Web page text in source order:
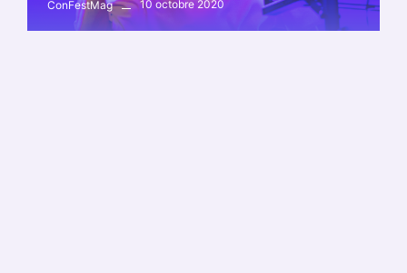
ConFestMag 10 octobre 2020